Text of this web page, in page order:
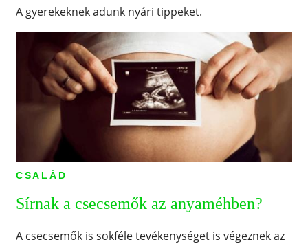
A gyerekeknek adunk nyári tippeket.
CSALÁD
Sírnak a csecsemők az anyaméhben?
A csecsemők is sokféle tevékenységet is végeznek az